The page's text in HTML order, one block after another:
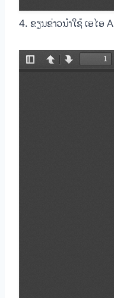
4. ຂຽນຂ່າວນໍາໃຊ້ ເອໄອ